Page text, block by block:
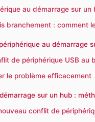
au démarrage sur un
branchement : comment
au démarrage
de périphérique USB au
le problème efficacement
sur un hub :
conflit de